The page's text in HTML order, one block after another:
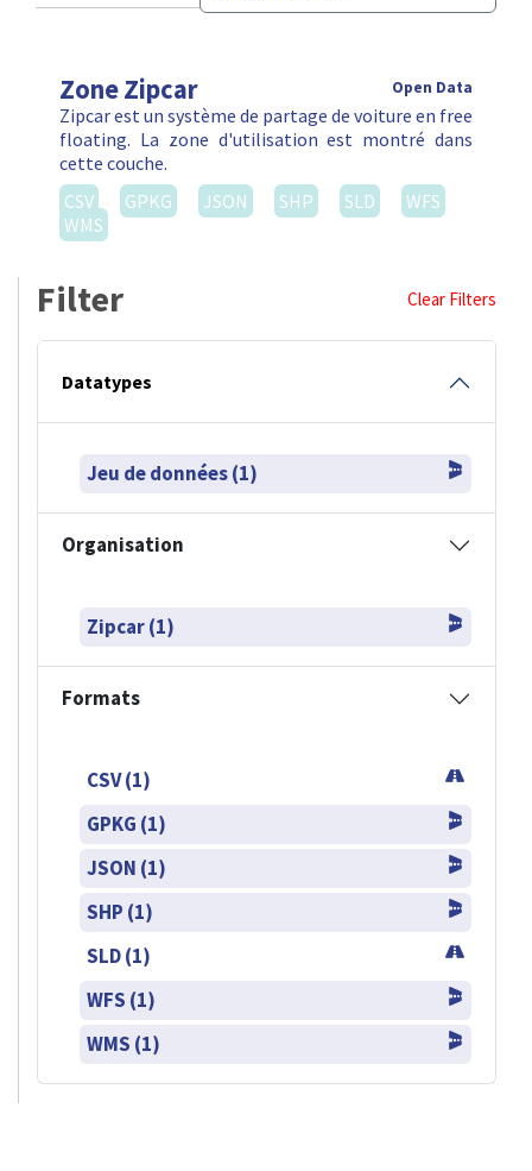
Zone Zipcar Open Data
Zipcar est un système de partage de voiture en free
floating. La zone d'utilisation est montré dans
cette couche.
CSV
GPKG JSON SHP SLD
WFS
WMS
Filter Clear Filters
Datatypes
Jeu de données (1)
Organisation
Zipcar (1)
Formats
CSV (1)
GPKG (1)
JSON (1)
SHP (1)
SLD (1)
WFS (1)
WMS (1)